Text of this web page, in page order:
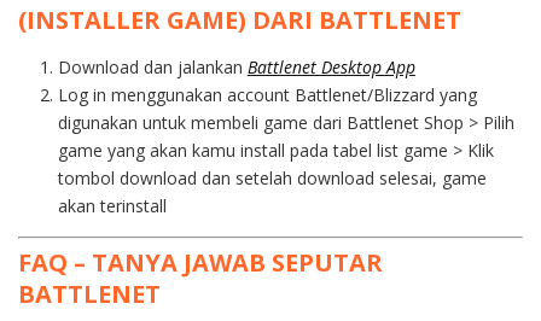
(INSTALLER GAME) DARI BATTLENET
Download dan jalankan Battlenet Desktop App
Log in menggunakan account Battlenet/Blizzard yang
digunakan untuk membeli game dari Battlenet Shop > Pilih
game yang akan kamu install pada tabel list game > Klik
tombol download dan setelah download selesai, game
akan terinstall
FAQ – TANYA JAWAB SEPUTAR
BATTLENET